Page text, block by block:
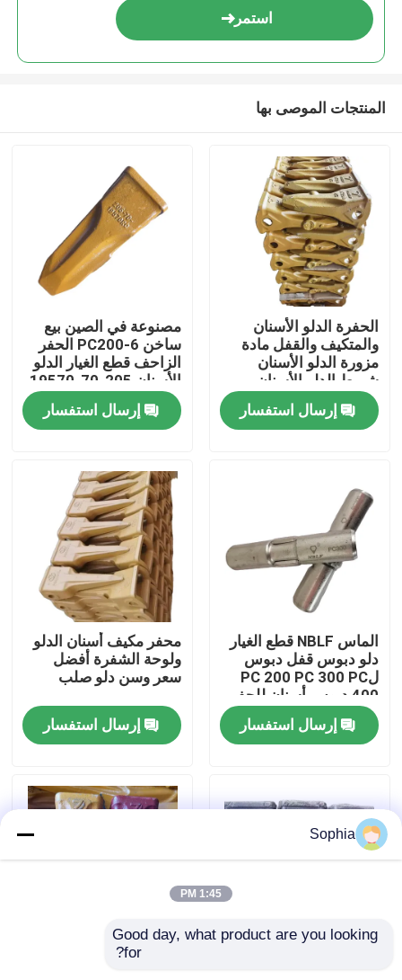
المنتجات
فيديوهات
جولة في المصنع
مراقبة الجودة
اتصل بنا
أخبار
استمر
المنتجات الموصى بها
الحفرة الدلو الأسنان
والمتكيف والقفل مادة
مزورة الدلو الأسنان
شريط الدلو الأسنان
دبوس للقط330
إرسال استفسار
مصنوعة في الصين بيع
ساخن PC200-6 الحفر
الزاحف قطع الغيار الدلو
الأسنان 205-70-19570
إرسال استفسار
الماس NBLF قطع الغيار
دلو دبوس قفل دبوس
لPC 200 PC 300 PC
400 دبوس أسنان للحفر
دلو
إرسال استفسار
محفر مكيف أسنان الدلو
ولوحة الشفرة أفضل
سعر وسن دلو صلب
إرسال استفسار
أجزاء دبابة الحفر
Sophia
1:45 PM
Good day, what product are you looking
for?